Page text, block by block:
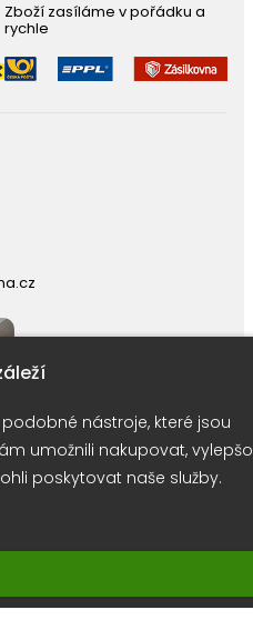
Zboží zasíláme v pořádku a
rychle
nástroje, které jsou
umožnili nakupovat,
poskytovat naše služby.